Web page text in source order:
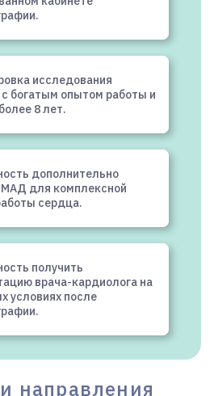
исследования
богатым опытом работы и
8 лет.
дополнительно
для комплексной
сердца.
получить
врача-кардиолога на
условиях после
направления